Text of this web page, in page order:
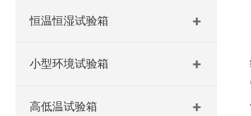
恒温恒湿试验箱
小型环境试验箱
高低温试验箱